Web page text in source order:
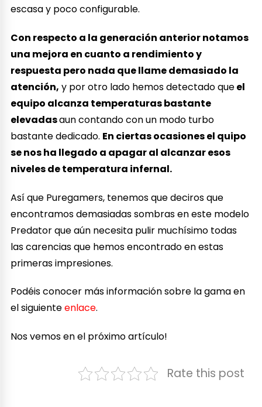
escasa y poco configurable.
Con respecto a la generación anterior notamos
una mejora en cuanto a rendimiento y
respuesta pero nada que llame demasiado la
atención, y por otro lado hemos detectado queel
equipo alcanza temperaturas bastante
elevadasaun contando con un modo turbo
bastante dedicado. En ciertas ocasiones el quipo
se nos ha llegado a apagar al alcanzar esos
niveles de temperatura infernal.
Así que Puregamers, tenemos que deciros que
encontramos demasiadas sombras en este modelo
Predator que aún necesita pulir muchísimo todas
las carencias que hemos encontrado en estas
primeras impresiones.
Podéis conocer más información sobre la gama en
el siguienteenlace.
Nos vemos en el próximo artículo!
Rate this post